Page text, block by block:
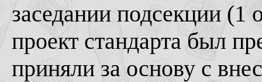
заседании подсекции (1
проект стандарта был
приняли за основу с